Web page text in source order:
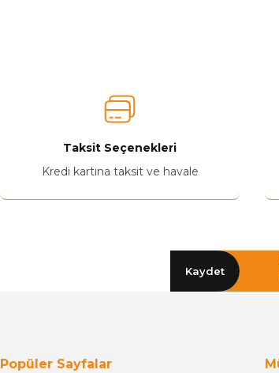
Taksit Seçenekleri
Kredi kartına taksit ve havale
Kaydet
Popüler Sayfalar